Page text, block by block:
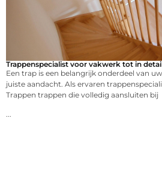
Trappenspecialist voor vakwerk tot in
Een trap is een belangrijk onderdeel van
juiste aandacht. Als ervaren
Trappen trappen die volledig aansluiten bij
...